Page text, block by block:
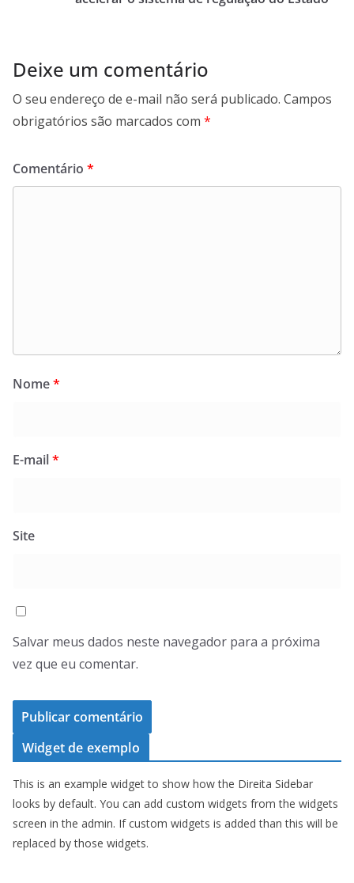
Deixe um comentário
O seu endereço de e-mail não será publicado. Campos
obrigatórios são marcados com *
Comentário *
Nome*
E-mail*
Site
Salvar meus dados neste navegador para a próxima
vez que eu comentar.
Widget de exemplo
This is an example widget to show how the Direita Sidebar
looks by default. You can add custom widgets from the widgets
screen in the admin. If custom widgets is added than this will be
replaced by those widgets.